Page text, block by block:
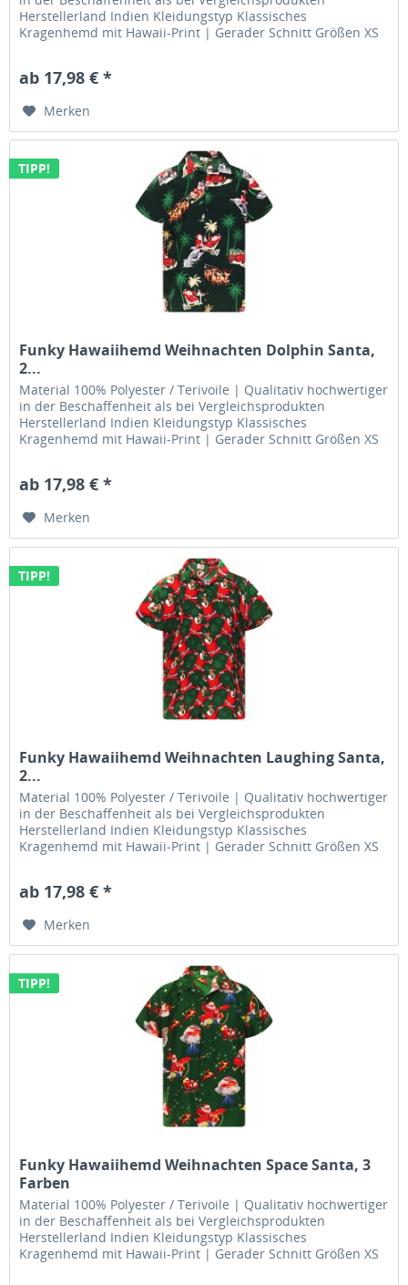
Herstellerland Indien Kleidungstyp Klassisches
Kragenhemd mit Hawaii-Print | Gerader Schnitt Größen XS
ab 17,98 € *
Merken
TIPP!
Funky Hawaiihemd Weihnachten Dolphin Santa,
2...
Material 100% Polyester / Terivoile | Qualitativ hochwertiger
in der Beschaffenheit als bei Vergleichsprodukten
Herstellerland Indien Kleidungstyp Klassisches
Kragenhemd mit Hawaii-Print | Gerader Schnitt Größen XS
ab 17,98 € *
Merken
TIPP!
Funky Hawaiihemd Weihnachten Laughing Santa,
2...
Material 100% Polyester / Terivoile | Qualitativ hochwertiger
in der Beschaffenheit als bei Vergleichsprodukten
Herstellerland Indien Kleidungstyp Klassisches
Kragenhemd mit Hawaii-Print | Gerader Schnitt Größen XS
ab 17,98 € *
Merken
TIPP!
Funky Hawaiihemd Weihnachten Space Santa, 3
Farben
Material 100% Polyester / Terivoile | Qualitativ hochwertiger
in der Beschaffenheit als bei Vergleichsprodukten
Herstellerland Indien Kleidungstyp Klassisches
Kragenhemd mit Hawaii-Print | Gerader Schnitt Größen XS